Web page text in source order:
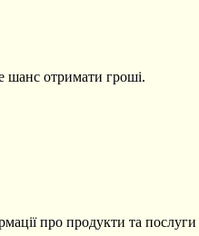
шанс отримати гроші.
про продукти та послуги